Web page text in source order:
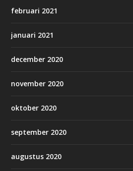
februari 2021
januari 2021
december 2020
november 2020
oktober 2020
september 2020
augustus 2020